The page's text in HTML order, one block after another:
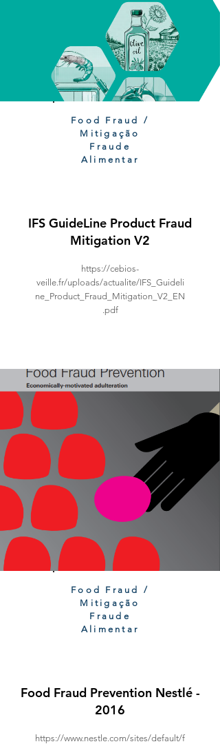
Food Fraud /
Mitigação
Fraude
Alimentar
IFS GuideLine Product Fraud
Mitigation V2
https://cebios-
veille.fr/uploads/actualite/IFS_Guideli
ne_Product_Fraud_Mitigation_V2_EN
.pdf
Food Fraud /
Mitigação
Fraude
Alimentar
Food Fraud Prevention Nestlé -
2016
https://www.nestle.com/sites/default/f